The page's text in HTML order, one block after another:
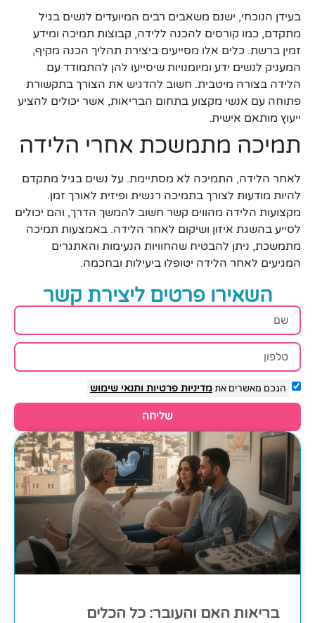
בעידן הנוכחי, ישנם משאבים רבים המיועדים לנשים בגיל
מתקדם, כמו קורסים להכנה ללידה, קבוצות תמיכה ומידע
זמין ברשת. כלים אלו מסייעים ביצירת תהליך הכנה מקיף,
המעניק לנשים ידע ומיומנויות שיסייעו להן להתמודד עם
הלידה בצורה מיטבית. חשוב להדגיש את הצורך בתקשורת
פתוחה עם אנשי מקצוע בתחום הבריאות, אשר יכולים להציע
ייעוץ מותאם אישית.
תמיכה מתמשכת אחרי הלידה
לאחר הלידה, התמיכה לא מסתיימת. על נשים בגיל מתקדם
להיות מודעות לצורך בתמיכה רגשית ופיזית לאורך זמן.
מקצועות הלידה מהווים קשר חשוב להמשך הדרך, והם יכולים
לסייע בהשגת איזון ושיקום לאחר הלידה. באמצעות תמיכה
מתמשכת, ניתן להבטיח שהחוויות הנעימות והאתגרים
המגיעים לאחר הלידה יטופלו ביעילות ובחכמה.
השאירו פרטים ליצירת קשר
הנכם מאשרים אתמדיניות פרטיות ותנאי שימוש
שליחה
בריאות האם והעובר: כל הכלים